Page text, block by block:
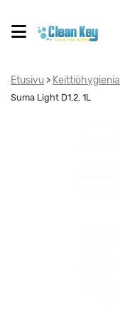
Etusivu > Keittiöhygienia
Suma Light D1.2, 1L